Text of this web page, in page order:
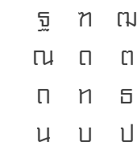
ฐ
ฑ
ฒ
ณ
ด
ต
ถ
ท
ธ
น
บ
ป